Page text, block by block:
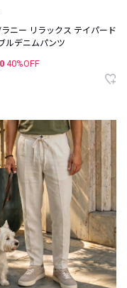
ラニー リラックス テイパード
ルデニムパンツ
40%OFF